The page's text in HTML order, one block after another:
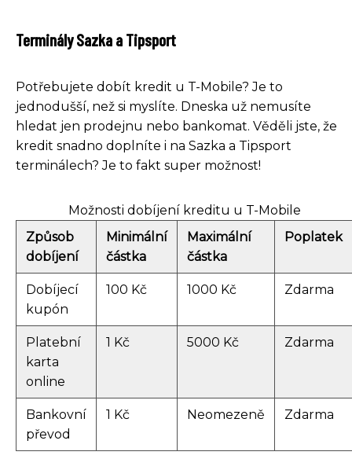
Terminály Sazka a Tipsport
Potřebujete dobít kredit u T-Mobile? Je to
jednodušší, než si myslíte. Dneska už nemusíte
hledat jen prodejnu nebo bankomat. Věděli jste, že
kredit snadno doplníte i na Sazka a Tipsport
terminálech? Je to fakt super možnost!
Možnosti dobíjení kreditu u T-Mobile
Způsob
dobíjení
Minimální
částka
Maximální
částka
Poplatek
Dobíjecí
kupón
100 Kč 1000 Kč Zdarma
Platební
karta
online
1 Kč 5000 Kč Zdarma
Bankovní
převod
1 Kč Neomezeně Zdarma